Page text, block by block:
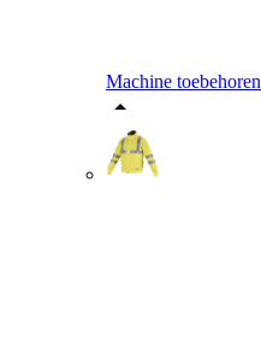
Machine toebehoren